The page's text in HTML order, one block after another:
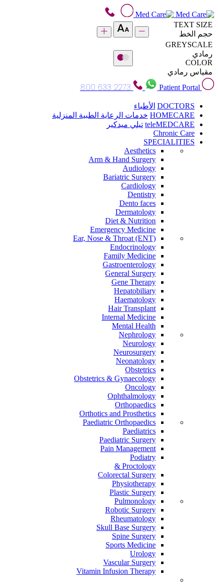
TEXT SIZE
حجم الخط
GREYSCALE
رمادي
COLOR
مقياس رمادي
Patient Portal
800 633 2273
DOCTORS الأطباء
HOMECARE خدمات الرعاية الطبية المنزلية
teleMEDCARE تيلي ميدكير
Chronic Care
SPECIALITIES
Aesthetics
Arm & Hand Surgery
Audiology
Bariatric Surgery
Cardiology
Dentistry
Dento faces
Dermatology
Diet & Nutrition
Emergency Medicine
Ear, Nose & Throat (ENT)
Endocrinology
Family Medicine
Gastroenterology
General Surgery
Gene Therapy
Hepatobiliary
Haematology
Hair Transplant
Internal Medicine
Mental Health
Nephrology
Neurology
Neurosurgery
Neonatology
Obstetrics
Obstetrics & Gynaecology
Oncology
Ophthalmology
Orthopaedics
Orthotics and Prosthetics
Paediatric Orthopaedics
Paediatrics
Paediatric Surgery
Pain Management
Podiatry
Proctology &
Colorectal Surgery
Physiotherapy
Plastic Surgery
Pulmonology
Robotic Surgery
Rheumatology
Skull Base Surgery
Spine Surgery
Sports Medicine
Urology
Vascular Surgery
Vitamin Infusion Therapy